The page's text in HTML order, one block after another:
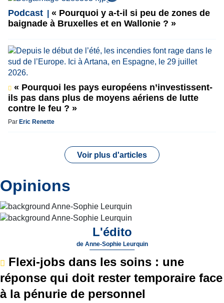
Podcast
« Pourquoi y a-t-il si peu de zones de
baignade à Bruxelles et en Wallonie ? »
« Pourquoi les pays européens n’investissent-
ils pas dans plus de moyens aériens de lutte
contre le feu ? »
Par Eric Renette
Voir plus d'articles
Opinions
L'édito
de Anne-Sophie Leurquin
Flexi-jobs dans les soins : une
réponse qui doit rester temporaire face
à la pénurie de personnel